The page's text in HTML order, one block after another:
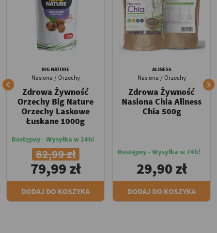

BIG NATURE
Nasiona / Orzechy
Zdrowa Żywność
Orzechy Big Nature
Orzechy Laskowe
Łuskane 1000g
Dostępny - Wysyłka w 24h!
82,99 zł
79,99 zł
DODAJ DO KOSZYKA
ALINESS
Nasiona / Orzechy
Zdrowa Żywność
Nasiona Chia Aliness
Chia 500g
Dostępny - Wysyłka w 24h!
29,90 zł
DODAJ DO KOSZYKA
